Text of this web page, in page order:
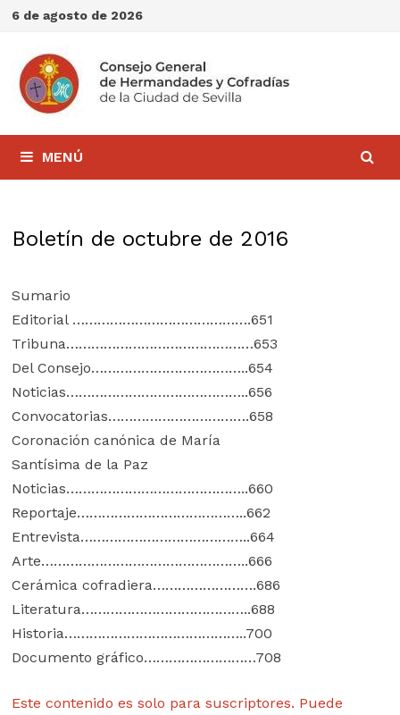
Saltar
contenido
6 de agosto de 2026
MENÚ
Boletín de octubre de 2016
Sumario
Editorial …………………………………….651
Tribuna………………………………………653
Del Consejo………………………………..654
Noticias……………………………………..656
Convocatorias…………………………….658
Coronación canónica de María
Santísima de la Paz
Noticias……………………………………..660
Reportaje…………………………………..662
Entrevista…………………………………..664
Arte…………………………………………..666
Cerámica cofradiera…………………….686
Literatura…………………………………..688
Historia……………………………………..700
Documento gráfico………………………708
Este contenido es solo para suscriptores. Puede